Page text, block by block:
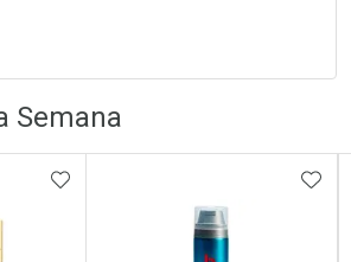
Semana
ADICIONAR AOS FAVORITOS